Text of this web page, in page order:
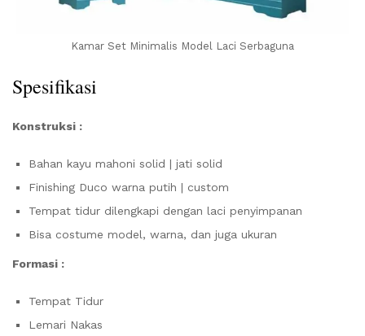
Kamar Set Minimalis Model Laci Serbaguna
Spesifikasi
Konstruksi :
Bahan kayu mahoni solid | jati solid
Finishing Duco warna putih | custom
Tempat tidur dilengkapi dengan laci penyimpanan
Bisa costume model, warna, dan juga ukuran
Formasi :
Tempat Tidur
Lemari Nakas